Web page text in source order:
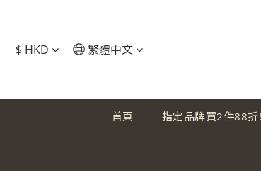
$ HKD 繁體中文
首頁 指定品牌買2件88折!